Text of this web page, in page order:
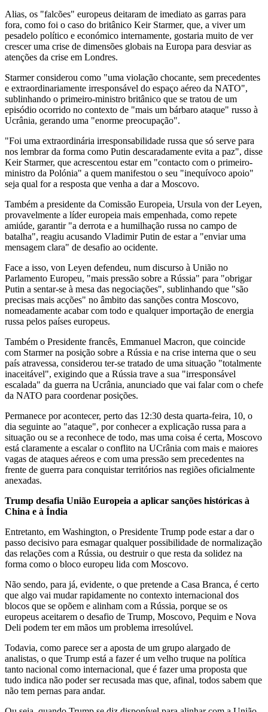
Alias, os "falcões" europeus deitaram de imediato as garras para
fora, como foi o caso do britânico Keir Starmer, que, a viver um
pesadelo político e económico internamente, gostaria muito de ver
crescer uma crise de dimensões globais na Europa para desviar as
atenções da crise em Londres.
Starmer considerou como "uma violação chocante, sem precedentes
e extraordinariamente irresponsável do espaço aéreo da NATO",
sublinhando o primeiro-ministro britânico que se tratou de um
episódio ocorrido no contexto de "mais um bárbaro ataque" russo à
Ucrânia, gerando uma "enorme preocupação".
"Foi uma extraordinária irresponsabilidade russa que só serve para
nos lembrar da forma como Putin descaradamente evita a paz", disse
Keir Starmer, que acrescentou estar em "contacto com o primeiro-
ministro da Polónia" a quem manifestou o seu "inequívoco apoio"
seja qual for a resposta que venha a dar a Moscovo.
Também a presidente da Comissão Europeia, Ursula von der Leyen,
provavelmente a líder europeia mais empenhada, como repete
amiúde, garantir "a derrota e a humilhação russa no campo de
batalha", reagiu acusando Vladimir Putin de estar a "enviar uma
mensagem clara" de desafio ao ocidente.
Face a isso, von Leyen defendeu, num discurso à União no
Parlamento Europeu, "mais pressão sobre a Rússia" para "obrigar
Putin a sentar-se à mesa das negociações", sublinhando que "são
precisas mais acções" no âmbito das sanções contra Moscovo,
nomeadamente acabar com todo e qualquer importação de energia
russa pelos países europeus.
Também o Presidente francês, Emmanuel Macron, que coincide
com Starmer na posição sobre a Rússia e na crise interna que o seu
país atravessa, considerou ter-se tratado de uma situação "totalmente
inaceitável", exigindo que a Rússia trave a sua "irresponsável
escalada" da guerra na Ucrânia, anunciado que vai falar com o chefe
da NATO para coordenar posições.
Permanece por acontecer, perto das 12:30 desta quarta-feira, 10, o
dia seguinte ao "ataque", por conhecer a explicação russa para a
situação ou se a reconhece de todo, mas uma coisa é certa, Moscovo
está claramente a escalar o conflito na UCrânia com mais e maiores
vagas de ataques aéreos e com uma pressão sem precedentes na
frente de guerra para conquistar territórios nas regiões oficialmente
anexadas.
Trump desafia União Europeia a aplicar sanções históricas à
China e à Índia
Entretanto, em Washington, o Presidente Trump pode estar a dar o
passo decisivo para esmagar qualquer possibilidade de normalização
das relações com a Rússia, ou destruir o que resta da solidez na
forma como o bloco europeu lida com Moscovo.
Não sendo, para já, evidente, o que pretende a Casa Branca, é certo
que algo vai mudar rapidamente no contexto internacional dos
blocos que se opõem e alinham com a Rússia, porque se os
europeus aceitarem o desafio de Trump, Moscovo, Pequim e Nova
Deli podem ter em mãos um problema irresolúvel.
Todavia, como parece ser a aposta de um grupo alargado de
analistas, o que Trump está a fazer é um velho truque na política
tanto nacional como internacional, que é fazer uma proposta que
tudo indica não poder ser recusada mas que, afinal, todos sabem que
não tem pernas para andar.